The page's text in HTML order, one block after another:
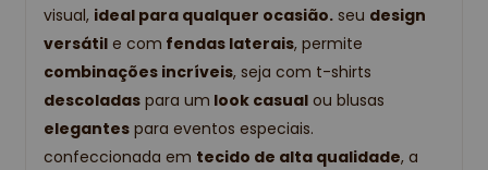
visual, ideal para qualquer ocasião. seu design
versátil e com fendas laterais, permite
combinações incríveis, seja com t-shirts
descoladas para um look casual ou blusas
elegantes para eventos especiais.
confeccionada em tecido de alta qualidade, a